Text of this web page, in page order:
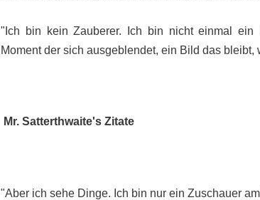
"Ich bin kein Zauberer. Ich bin nicht einmal
Moment der sich ausgeblendet, ein Bild das bleibt,
Mr. Satterthwaite's Zitate
"Aber ich sehe Dinge. Ich bin nur ein Zuschauer